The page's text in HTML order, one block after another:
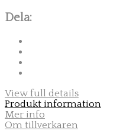
Dela:
View full details
Produkt information
Mer info
Om tillverkaren